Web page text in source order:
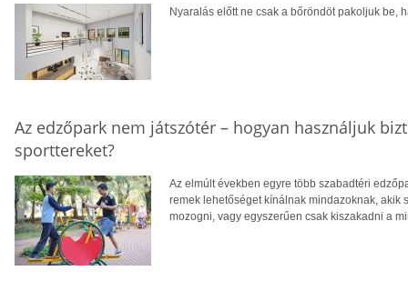
Nyaralás előtt ne csak a bőröndöt pakoljuk be,
Az edzőpark nem játszótér – hogyan használjuk
sporttereket?
Az elmúlt években egyre több szabadtéri
remek lehetőséget kínálnak mindazoknak,
mozogni, vagy egyszerűen csak kiszakadni a